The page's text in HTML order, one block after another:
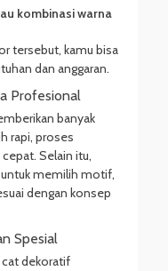
kombinasi warna
tersebut, kamu bisa
dan anggaran.
Profesional
banyak
rapi, proses
Selain itu,
untuk memilih motif,
dengan konsep
Spesial
dekoratif